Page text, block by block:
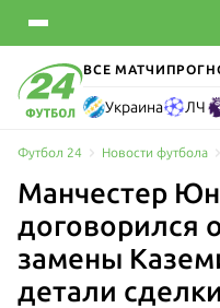
ВСЕ МАТЧИ
Украина ЛЧ
Футбол 24 Новости футбола
Манчестер
договорился
замены
детали сделки